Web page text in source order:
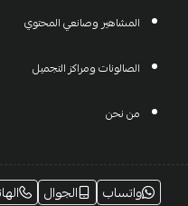
المشاهير وصانعي المحتوي
الصالونات ومراكز التجميل
من نحن
واتساب الجوال